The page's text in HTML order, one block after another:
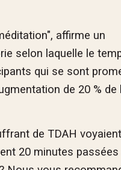
affirme un
selon laquelle le
qui se sont
de 20 % de
de TDAH voyaient
20 minutes passées